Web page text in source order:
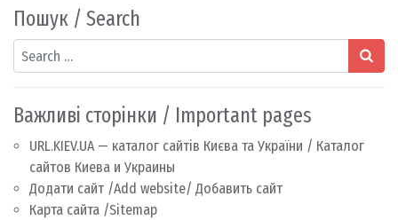
Пошук / Search
Search
Важливі сторінки / Important pages
URL.KIEV.UA — каталог сайтів Києва та України / Каталог
сайтов Киева и Украины
Додати сайт /Add website/ Добавить сайт
Карта сайта /Sitemap